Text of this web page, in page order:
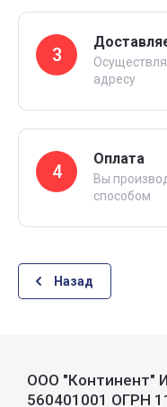
3
адресу
4
Оплата
Вы
способом
Назад
ООО "Континент"
560401001 ОГРН